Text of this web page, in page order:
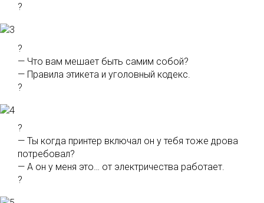
?
?
— Что вам мешает быть самим собой?
— Правила этикета и уголовный кодекс.
?
?
— Ты когда принтер включал он у тебя тоже дрова
потребовал?
— А он у меня это… от электричества работает.
?